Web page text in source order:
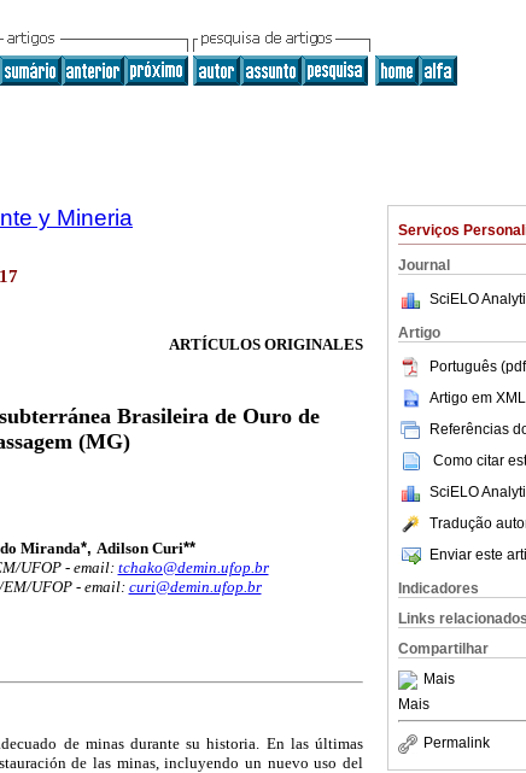
Serviços
Journal
SciELO
Artigo
Português
Artigo em XML
Referências
Como citar
SciELO
Tradução
Enviar este
Indicadores
Links relacionados
Compartilhar
Mais
Mais
Permalink
y Mineria
ARTÍCULOS ORIGINALES
Brasileira de Ouro de
(MG)
Miranda*, Adilson Curi**
UFOP - email: tchako@demin.ufop.br
UFOP - email: curi@demin.ufop.br
de minas durante su historia. En las últimas
de las minas, incluyendo un nuevo uso del